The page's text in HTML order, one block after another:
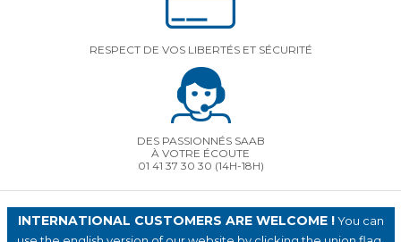
RESPECT DE VOS LIBERTÉS ET SÉCURITÉ
DES PASSIONNÉS SAAB
À VOTRE ÉCOUTE
01 41 37 30 30 (14H-18H)
INTERNATIONAL CUSTOMERS ARE WELCOME !You can